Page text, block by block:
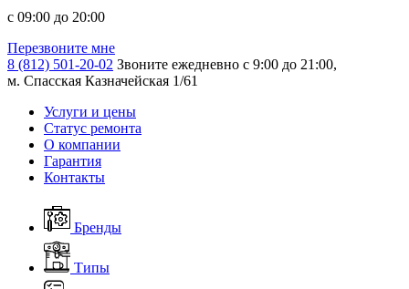
c 09:00 до 20:00
Перезвоните мне
8 (812) 501-20-02 Звоните ежедневно с 9:00 до 21:00,
м. Спасская Казначейская 1/61
Услуги и цены
Статус ремонта
О компании
Гарантия
Контакты
Бренды
Типы